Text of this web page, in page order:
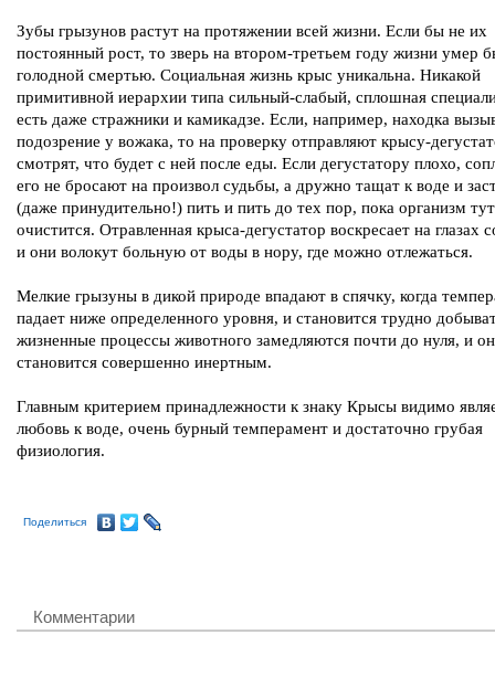
Зубы грызунов растут на протяжении всей жизни. Если бы не их
постоянный рост, то зверь на втором-третьем году жизни умер
голодной смертью. Социальная жизнь крыс уникальна. Никакой
примитивной иерархии типа сильный-слабый, сплошная
есть даже стражники и камикадзе. Если, например, находка
подозрение у вожака, то на проверку отправляют крысу-
смотрят, что будет с ней после еды. Если дегустатору плохо,
его не бросают на произвол судьбы, а дружно тащат к воде и
(даже принудительно!) пить и пить до тех пор, пока организм
очистится. Отравленная крыса-дегустатор воскресает на глазах
и они волокут больную от воды в нору, где можно отлежаться.
Мелкие грызуны в дикой природе впадают в спячку, когда
падает ниже определенного уровня, и становится трудно
жизненные процессы животного замедляются почти до нуля, и
становится совершенно инертным.
Главным критерием принадлежности к знаку Крысы видимо
любовь к воде, очень бурный темперамент и достаточно грубая
физиология.
Поделиться
Комментарии